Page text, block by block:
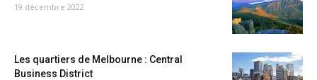
19 décembre 2022
Les quartiers de Melbourne : Central
Business District